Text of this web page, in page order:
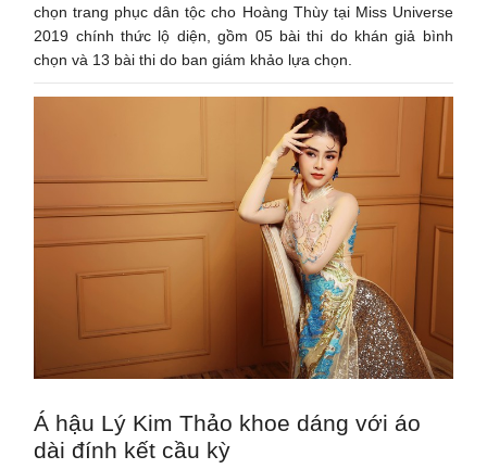
chọn trang phục dân tộc cho Hoàng Thùy tại Miss Universe
2019 chính thức lộ diện, gồm 05 bài thi do khán giả bình
chọn và 13 bài thi do ban giám khảo lựa chọn.
Á hậu Lý Kim Thảo khoe dáng với áo
dài đính kết cầu kỳ